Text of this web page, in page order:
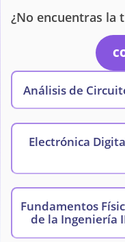
¿No encuentras la
Análisis de
Electrónica
Fundamentos
de la Ingeniería